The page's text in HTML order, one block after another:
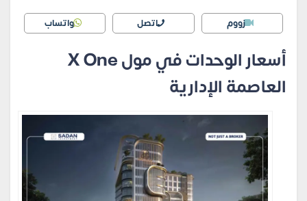
زووم اتصل واتساب
أسعار الوحدات في مول X One
العاصمة الإدارية